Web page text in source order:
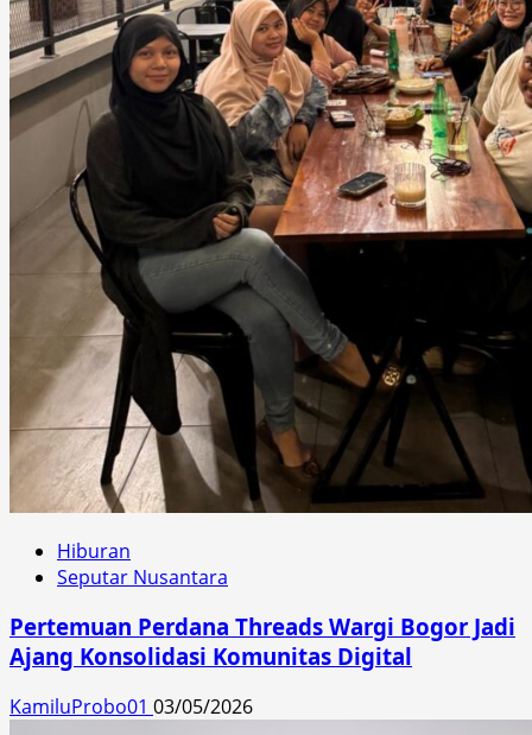
Hiburan
Seputar Nusantara
Pertemuan Perdana Threads Wargi Bogor Jadi
Ajang Konsolidasi Komunitas Digital
KamiluProbo01 03/05/2026